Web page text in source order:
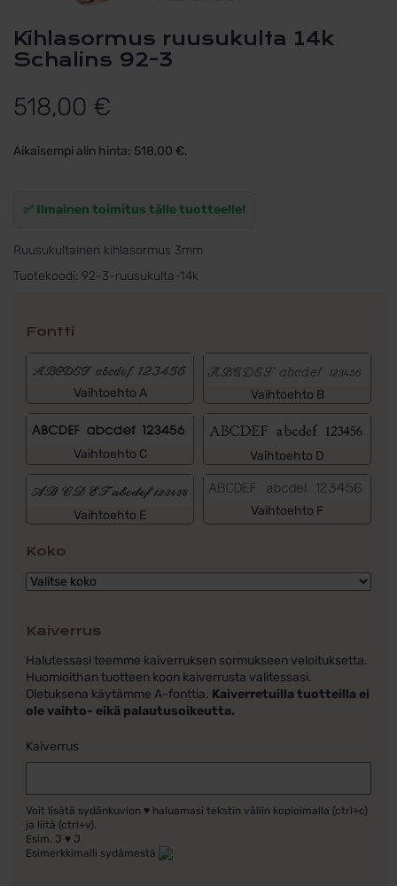
Kihlasormus ruusukulta 14k
Schalins 92-3
518,00 €
Aikaisempi alin hinta: 518,00 €.
✅ Ilmainen toimitus tälle tuotteelle!
Ruusukultainen kihlasormus 3mm
Tuotekoodi: 92-3-ruusukulta-14k
Fontti
Vaihtoehto A Vaihtoehto B
Vaihtoehto C Vaihtoehto D
Vaihtoehto E Vaihtoehto F
Koko
Kaiverrus
Halutessasi teemme kaiverruksen sormukseen veloituksetta.
Huomioithan tuotteen koon kaiverrusta valitessasi.
Oletuksena käytämme A-fonttia. Kaiverretuilla tuotteilla ei
ole vaihto- eikä palautusoikeutta.
Kaiverrus
Voit lisätä sydänkuvion ♥ haluamasi tekstin väliin kopioimalla (ctrl+c)
ja liitä (ctrl+v).
Esim. J ♥ J
Esimerkkimalli sydämestä